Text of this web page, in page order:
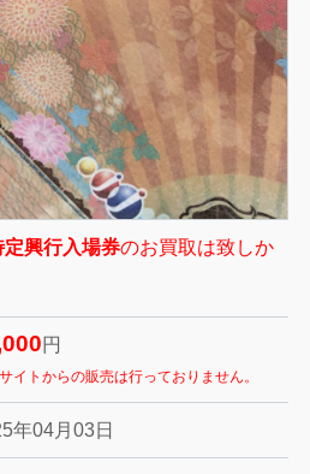
定興行入場券のお買取は致しか
円
イトからの販売は行っておりません。
年04月03日